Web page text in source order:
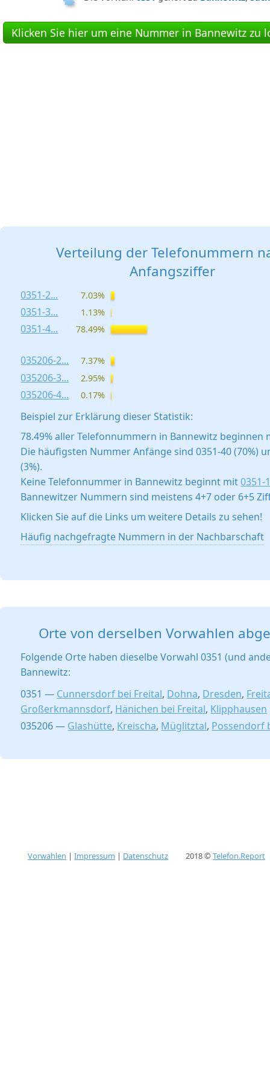
Klicken Sie hier um eine Nummer in Bannewitz zu
Verteilung der Telefonummern
Anfangsziffer
0351-2... 7.03%
0351-3... 1.13%
0351-4... 78.49%
035206-2... 7.37%
035206-3... 2.95%
035206-4... 0.17%
Beispiel zur Erklärung dieser Statistik:
78.49% aller Telefonnummern in Bannewitz beginnen
Die häufigsten Nummer Anfänge sind 0351-40 (70%)
(3%).
Keine Telefonnummer in Bannewitz beginnt mit0351-
Bannewitzer Nummern sind meistens 4+7 oder 6+5
Klicken Sie auf die Links um weitere Details zu sehen!
Häufig nachgefragte Nummern in der Nachbarschaft
Orte von derselben Vorwahlen
Folgende Orte haben dieselbe Vorwahl 0351 (und
Bannewitz:
0351 — Cunnersdorf bei Freital, Dohna, Dresden,
Großerkmannsdorf, Hänichen bei Freital, Klipphausen
035206 — Glashütte, Kreischa, Müglitztal, Possendorf
Vorwahlen |Impressum | Datenschutz 2018 © Telefon.Report